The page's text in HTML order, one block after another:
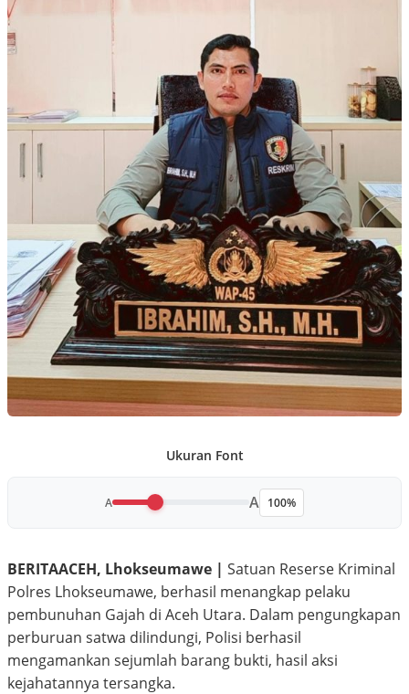
Ukuran Font
A A 100%
BERITAACEH, Lhokseumawe | Satuan Reserse Kriminal
Polres Lhokseumawe, berhasil menangkap pelaku
pembunuhan Gajah di Aceh Utara. Dalam pengungkapan
perburuan satwa dilindungi, Polisi berhasil
mengamankan sejumlah barang bukti, hasil aksi
kejahatannya tersangka.